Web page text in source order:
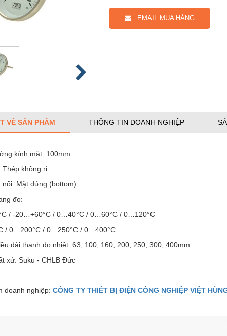
EMAIL MUA HÀNG
VỀ SẢN PHẨM THÔNG TIN DOANH NGHIỆP
kính mặt: 100mm
Thép không rỉ
nối: Mặt đứng (bottom)
đo:
/ -20…+60°C / 0…40°C / 0…60°C / 0…120°C
/ 0…200°C / 0…250°C / 0…400°C
dài thanh đo nhiệt: 63, 100, 160, 200, 250, 300, 400mm
xứ: Suku - CHLB Đức
doanh nghiệp: CÔNG TY THIẾT BỊ ĐIỆN CÔNG NGHIỆP VIỆT